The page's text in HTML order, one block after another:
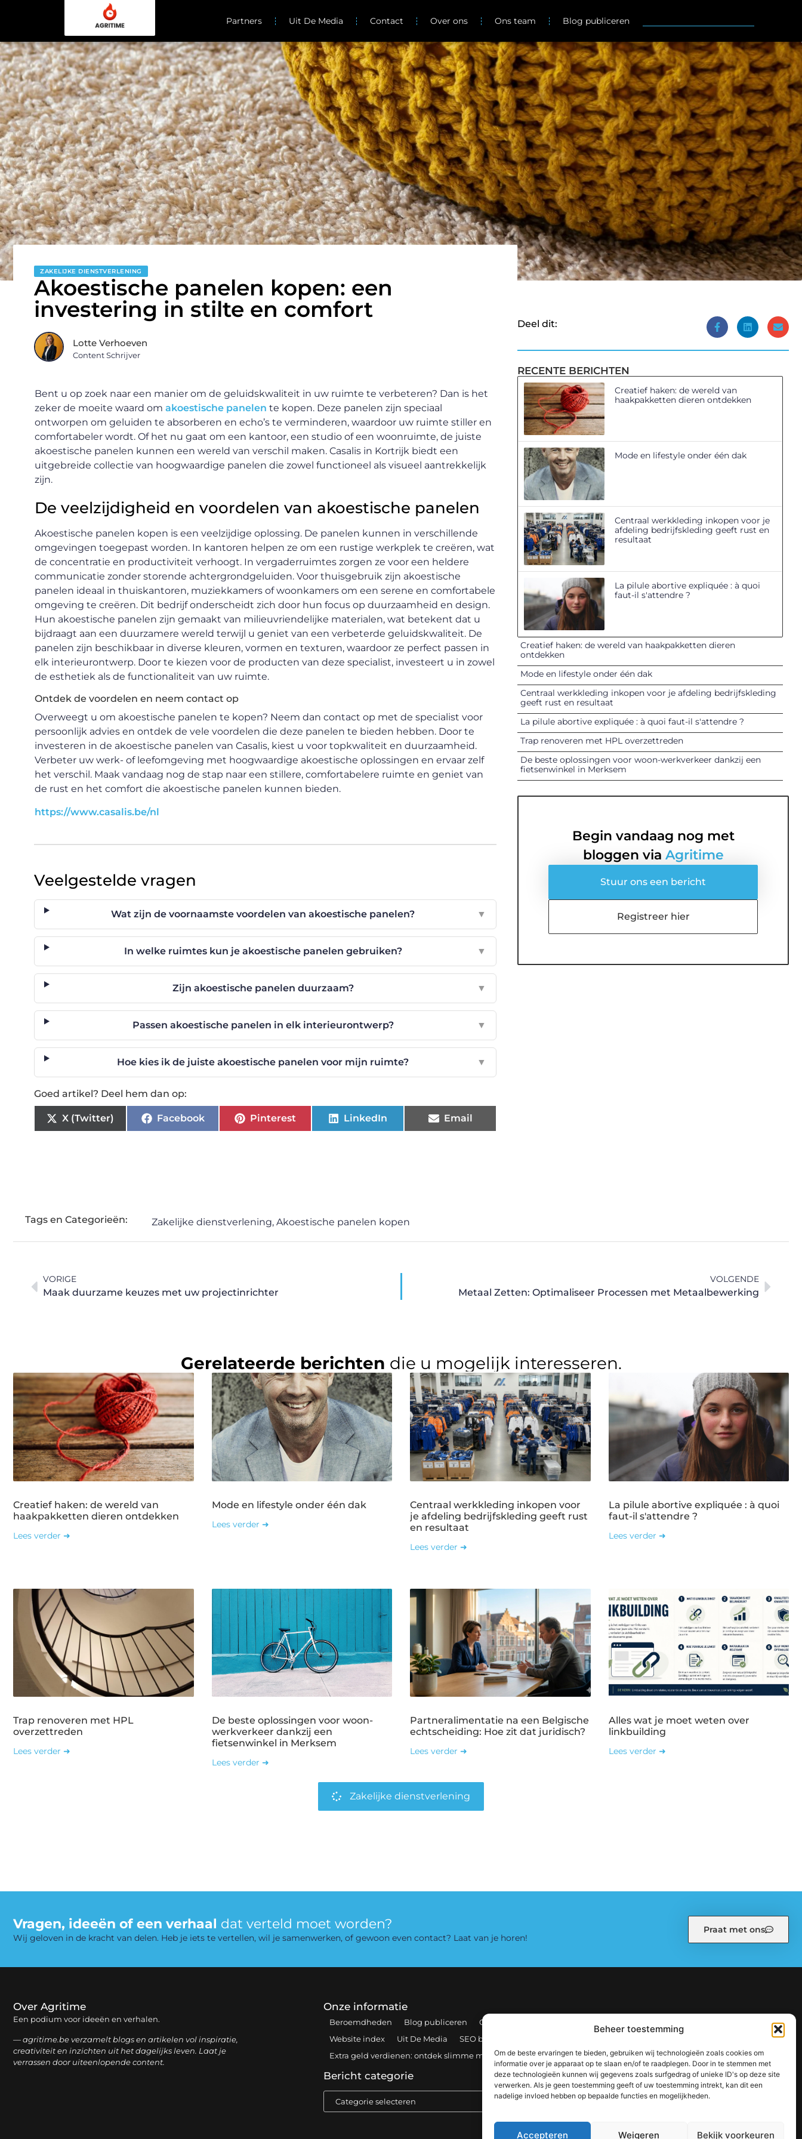
Beheer toestemming
Om de beste ervaringen te bieden, gebruiken wij technologieën zoals cookies om
informatie over je apparaat op te slaan en/of te raadplegen. Door in te stemmen met
deze technologieën kunnen wij gegevens zoals surfgedrag of unieke ID's op deze site
verwerken. Als je geen toestemming geeft of uw toestemming intrekt, kan dit een
nadelige invloed hebben op bepaalde functies en mogelijkheden.
Accepteren Weigeren Bekijk voorkeuren
Partners Uit De Media Contact Over ons Ons team Blog publiceren
TOP
ZAKELIJKE DIENSTVERLENING
Akoestische panelen kopen: een
investering in stilte en comfort
Lotte Verhoeven
Content Schrijver
Bent u op zoek naar een manier om de geluidskwaliteit in uw ruimte te verbeteren? Dan is het
zeker de moeite waard om akoestische panelen te kopen. Deze panelen zijn speciaal
ontworpen om geluiden te absorberen en echo’s te verminderen, waardoor uw ruimte stiller en
comfortabeler wordt. Of het nu gaat om een kantoor, een studio of een woonruimte, de juiste
akoestische panelen kunnen een wereld van verschil maken. Casalis in Kortrijk biedt een
uitgebreide collectie van hoogwaardige panelen die zowel functioneel als visueel aantrekkelijk
zijn.
De veelzijdigheid en voordelen van akoestische panelen
Akoestische panelen kopen is een veelzijdige oplossing. De panelen kunnen in verschillende
omgevingen toegepast worden. In kantoren helpen ze om een rustige werkplek te creëren, wat
de concentratie en productiviteit verhoogt. In vergaderruimtes zorgen ze voor een heldere
communicatie zonder storende achtergrondgeluiden. Voor thuisgebruik zijn akoestische
panelen ideaal in thuiskantoren, muziekkamers of woonkamers om een serene en comfortabele
omgeving te creëren. Dit bedrijf onderscheidt zich door hun focus op duurzaamheid en design.
Hun akoestische panelen zijn gemaakt van milieuvriendelijke materialen, wat betekent dat u
bijdraagt aan een duurzamere wereld terwijl u geniet van een verbeterde geluidskwaliteit. De
panelen zijn beschikbaar in diverse kleuren, vormen en texturen, waardoor ze perfect passen in
elk interieurontwerp. Door te kiezen voor de producten van deze specialist, investeert u in zowel
de esthetiek als de functionaliteit van uw ruimte.
Ontdek de voordelen en neem contact op
Overweegt u om akoestische panelen te kopen? Neem dan contact op met de specialist voor
persoonlijk advies en ontdek de vele voordelen die deze panelen te bieden hebben. Door te
investeren in de akoestische panelen van Casalis, kiest u voor topkwaliteit en duurzaamheid.
Verbeter uw werk- of leefomgeving met hoogwaardige akoestische oplossingen en ervaar zelf
het verschil. Maak vandaag nog de stap naar een stillere, comfortabelere ruimte en geniet van
de rust en het comfort die akoestische panelen kunnen bieden.
https://www.casalis.be/nl
Veelgestelde vragen
Wat zijn de voornaamste voordelen van akoestische panelen? ▼
In welke ruimtes kun je akoestische panelen gebruiken? ▼
Zijn akoestische panelen duurzaam? ▼
Passen akoestische panelen in elk interieurontwerp? ▼
Hoe kies ik de juiste akoestische panelen voor mijn ruimte? ▼
Goed artikel? Deel hem dan op:
X (Twitter) Facebook Pinterest LinkedIn Email
Deel dit:
RECENTE BERICHTEN
Creatief haken: de wereld van
haakpakketten dieren ontdekken
Mode en lifestyle onder één dak
Centraal werkkleding inkopen voor je
afdeling bedrijfskleding geeft rust en
resultaat
La pilule abortive expliquée : à quoi
faut-il s'attendre ?
Creatief haken: de wereld van haakpakketten dieren
ontdekken
Mode en lifestyle onder één dak
Centraal werkkleding inkopen voor je afdeling bedrijfskleding
geeft rust en resultaat
La pilule abortive expliquée : à quoi faut-il s'attendre ?
Trap renoveren met HPL overzettreden
De beste oplossingen voor woon-werkverkeer dankzij een
fietsenwinkel in Merksem
Begin vandaag nog met
bloggen via Agritime
Stuur ons een bericht
Registreer hier
Tags en Categorieën: Zakelijke dienstverlening, Akoestische panelen kopen
VORIGE
Maak duurzame keuzes met uw projectinrichter
VOLGENDE
Metaal Zetten: Optimaliseer Processen met Metaalbewerking
Gerelateerde berichten die u mogelijk interesseren.
Creatief haken: de wereld van
haakpakketten dieren ontdekken
Lees verder ➜
Mode en lifestyle onder één dak
Lees verder ➜
Centraal werkkleding inkopen voor
je afdeling bedrijfskleding geeft rust
en resultaat
Lees verder ➜
La pilule abortive expliquée : à quoi
faut-il s'attendre ?
Lees verder ➜
Trap renoveren met HPL
overzettreden
Lees verder ➜
De beste oplossingen voor woon-
werkverkeer dankzij een
fietsenwinkel in Merksem
Lees verder ➜
Partneralimentatie na een Belgische
echtscheiding: Hoe zit dat juridisch?
Lees verder ➜
Alles wat je moet weten over
linkbuilding
Lees verder ➜
Zakelijke dienstverlening
Vragen, ideeën of een verhaal dat verteld moet worden?
Wij geloven in de kracht van delen. Heb je iets te vertellen, wil je samenwerken, of gewoon even contact? Laat van je horen!
Praat met ons
Over Agritime
Een podium voor ideeën en verhalen.
— agritime.be verzamelt blogs en artikelen vol inspiratie,
creativiteit en inzichten uit het dagelijks leven. Laat je
verrassen door uiteenlopende content.
Onze informatie
Beroemdheden Blog publiceren Contact
Website index
Uit De Media
SEO backlinks kopen: zo bouw je stap voor stap aan een sterke online autoriteit
Extra geld verdienen: ontdek slimme manieren om jouw inkomen te vergroten
Bericht categorie